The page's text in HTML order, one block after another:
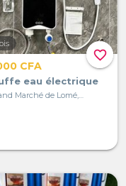
favorite_border
CFA
eau électrique
Grand Marché de Lomé, Lomé, Togo